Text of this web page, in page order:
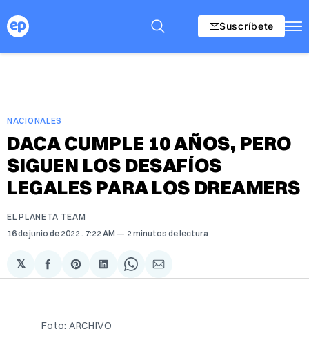
Suscríbete
NACIONALES
DACA CUMPLE 10 AÑOS, PERO
SIGUEN LOS DESAFÍOS
LEGALES PARA LOS DREAMERS
EL PLANETA TEAM
16 de junio de 2022 . 7:22 AM 2 minutos de lectura
𝕏
Compartir
en
Share
on
Compartir
en
Share
on
Compartir
via
Foto: ARCHIVO